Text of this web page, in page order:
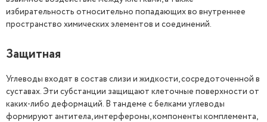
избирательность относительно попадающих во внутреннее
пространство химических элементов и соединений.
Защитная
Углеводы входят в состав слизи и жидкости, сосредоточенной в
суставах. Эти субстанции защищают клеточные поверхности от
каких-либо деформаций. В тандеме с белками углеводы
формируют антитела, интерфероны, компоненты комплемента,